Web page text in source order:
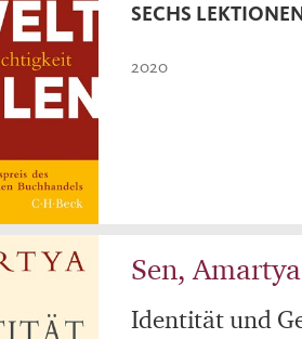
SECHS
2020
Sen, Amartya
Identität und